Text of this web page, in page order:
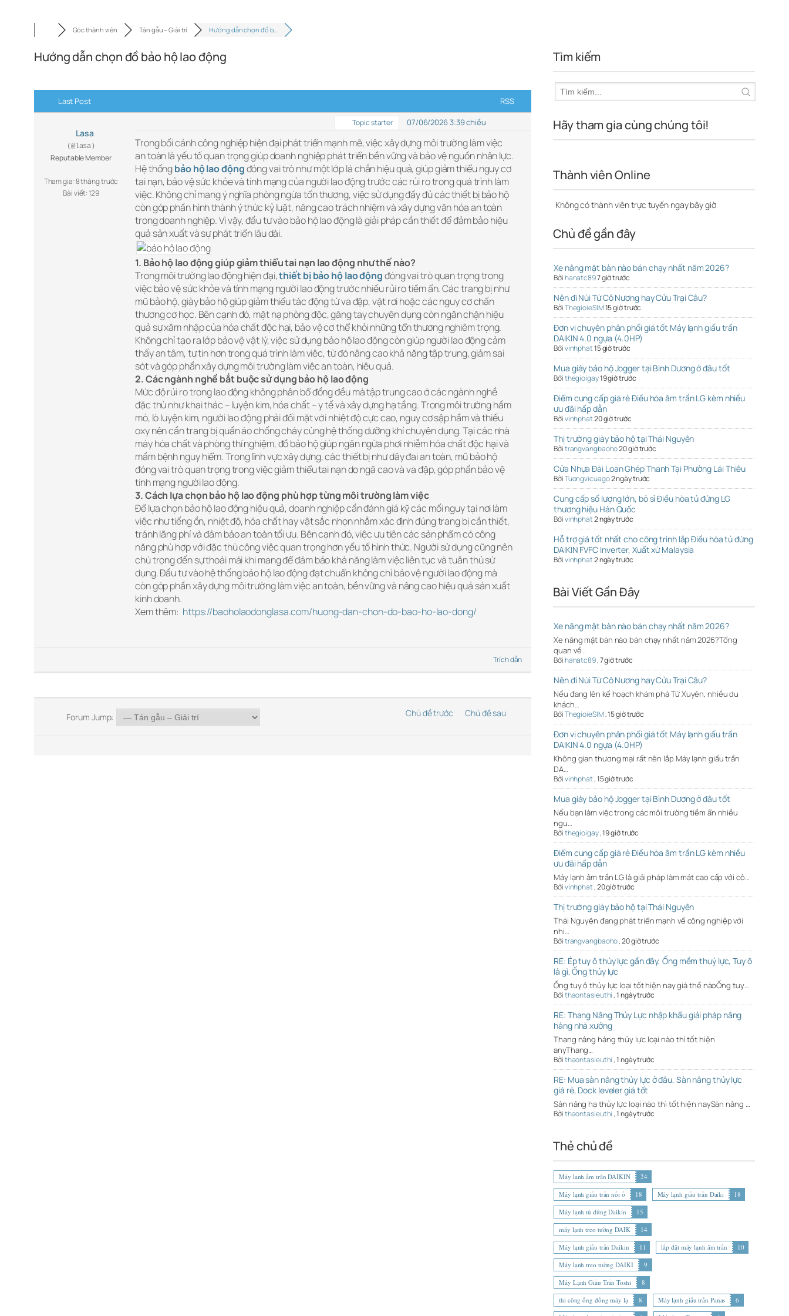
Góc thành viên Tán gẫu – Giải trí Hướng dẫn chọn đồ b…
Hướng dẫn chọn đồ bảo hộ lao động
Last Post RSS
Lasa
(@lasa)
Reputable Member
Tham gia: 8 tháng trước
Bài viết: 129
Topic starter 07/06/2026 3:39 chiều
Trong bối cảnh công nghiệp hiện đại phát triển mạnh mẽ, việc xây dựng môi trường làm việc
an toàn là yếu tố quan trọng giúp doanh nghiệp phát triển bền vững và bảo vệ nguồn nhân lực.
Hệ thốngbảo hộ lao độngđóng vai trò như một lớp lá chắn hiệu quả, giúp giảm thiểu nguy cơ
tai nạn, bảo vệ sức khỏe và tính mạng của người lao động trước các rủi ro trong quá trình làm
việc. Không chỉ mang ý nghĩa phòng ngừa tổn thương, việc sử dụng đầy đủ các thiết bị bảo hộ
còn góp phần hình thành ý thức kỷ luật, nâng cao trách nhiệm và xây dựng văn hóa an toàn
trong doanh nghiệp. Vì vậy, đầu tư vào bảo hộ lao động là giải pháp cần thiết để đảm bảo hiệu
quả sản xuất và sự phát triển lâu dài.
1. Bảo hộ lao động giúp giảm thiểu tai nạn lao động như thế nào?
Trong môi trường lao động hiện đại, thiết bị bảo hộ lao độngđóng vai trò quan trọng trong
việc bảo vệ sức khỏe và tính mạng người lao động trước nhiều rủi ro tiềm ẩn. Các trang bị như
mũ bảo hộ, giày bảo hộ giúp giảm thiểu tác động từ va đập, vật rơi hoặc các nguy cơ chấn
thương cơ học. Bên cạnh đó, mặt nạ phòng độc, găng tay chuyên dụng còn ngăn chặn hiệu
quả sự xâm nhập của hóa chất độc hại, bảo vệ cơ thể khỏi những tổn thương nghiêm trọng.
Không chỉ tạo ra lớp bảo vệ vật lý, việc sử dụng bảo hộ lao động còn giúp người lao động cảm
thấy an tâm, tự tin hơn trong quá trình làm việc, từ đó nâng cao khả năng tập trung, giảm sai
sót và góp phần xây dựng môi trường làm việc an toàn, hiệu quả.
2. Các ngành nghề bắt buộc sử dụng bảo hộ lao động
Mức độ rủi ro trong lao động không phân bổ đồng đều mà tập trung cao ở các ngành nghề
đặc thù như khai thác – luyện kim, hóa chất – y tế và xây dựng hạ tầng. Trong môi trường hầm
mỏ, lò luyện kim, người lao động phải đối mặt với nhiệt độ cực cao, nguy cơ sập hầm và thiếu
oxy nên cần trang bị quần áo chống cháy cùng hệ thống dưỡng khí chuyên dụng. Tại các nhà
máy hóa chất và phòng thí nghiệm, đồ bảo hộ giúp ngăn ngừa phơi nhiễm hóa chất độc hại và
mầm bệnh nguy hiểm. Trong lĩnh vực xây dựng, các thiết bị như dây đai an toàn, mũ bảo hộ
đóng vai trò quan trọng trong việc giảm thiểu tai nạn do ngã cao và va đập, góp phần bảo vệ
tính mạng người lao động.
3.Cách lựa chọn bảo hộ lao động phù hợp từng môi trường làm việc
Để lựa chọn bảo hộ lao động hiệu quả, doanh nghiệp cần đánh giá kỹ các mối nguy tại nơi làm
việc như tiếng ồn, nhiệt độ, hóa chất hay vật sắc nhọn nhằm xác định đúng trang bị cần thiết,
tránh lãng phí và đảm bảo an toàn tối ưu. Bên cạnh đó, việc ưu tiên các sản phẩm có công
năng phù hợp với đặc thù công việc quan trọng hơn yếu tố hình thức. Người sử dụng cũng nên
chú trọng đến sự thoải mái khi mang để đảm bảo khả năng làm việc liên tục và tuân thủ sử
dụng. Đầu tư vào hệ thống bảo hộ lao động đạt chuẩn không chỉ bảo vệ người lao động mà
còn góp phần xây dựng môi trường làm việc an toàn, bền vững và nâng cao hiệu quả sản xuất
kinh doanh.
Xem thêm: https://baoholaodonglasa.com/huong-dan-chon-do-bao-ho-lao-dong/
Trích dẫn
Forum Jump: Chủ đề trước Chủ đề sau
Tìm kiếm
Hãy tham gia cùng chúng tôi!
Thành viên Online
Không có thành viên trực tuyến ngay bây giờ
Chủ đề gần đây
Xe nâng mặt bàn nào bán chạy nhất năm 2026?
Bởihanatc897 giờ trước
Nên đi Núi Tứ Cô Nương hay Cửu Trại Câu?
BởiThegioieSIM15 giờ trước
Đơn vị chuyên phân phối giá tốt Máy lạnh giấu trần
DAIKIN 4.0 ngựa (4.0HP)
Bởivinhphat15 giờ trước
Mua giày bảo hộ Jogger tại Bình Dương ở đâu tốt
Bởithegioigay19 giờ trước
Điểm cung cấp giá rẻ Điều hòa âm trần LG kèm nhiều
ưu đãi hấp dẫn
Bởivinhphat20 giờ trước
Thị trường giày bảo hộ tại Thái Nguyên
Bởitrangvangbaoho20 giờ trước
Cửa Nhựa Đài Loan Ghép Thanh Tại Phường Lái Thiêu
BởiTuongvicuago2 ngày trước
Cung cấp số lượng lớn, bỏ sỉ Điều hòa tủ đứng LG
thương hiệu Hàn Quốc
Bởivinhphat2 ngày trước
Hỗ trợ giá tốt nhất cho công trình lắp Điều hòa tủ đứng
DAIKIN FVFC Inverter, Xuất xứ Malaysia
Bởivinhphat2 ngày trước
Bài Viết Gần Đây
Xe nâng mặt bàn nào bán chạy nhất năm 2026?
Xe nâng mặt bàn nào bán chạy nhất năm 2026?Tổng
quan về…
Bởihanatc89,7 giờ trước
Nên đi Núi Tứ Cô Nương hay Cửu Trại Câu?
Nếu đang lên kế hoạch khám phá Tứ Xuyên, nhiều du
khách…
BởiThegioieSIM,15 giờ trước
Đơn vị chuyên phân phối giá tốt Máy lạnh giấu trần
DAIKIN 4.0 ngựa (4.0HP)
Không gian thương mại rất nên lắp Máy lạnh giấu trần
DA…
Bởivinhphat,15 giờ trước
Mua giày bảo hộ Jogger tại Bình Dương ở đâu tốt
Nếu bạn làm việc trong các môi trường tiềm ẩn nhiều
ngu…
Bởithegioigay,19 giờ trước
Điểm cung cấp giá rẻ Điều hòa âm trần LG kèm nhiều
ưu đãi hấp dẫn
Máy lạnh âm trần LG là giải pháp làm mát cao cấp với cô…
Bởivinhphat,20 giờ trước
Thị trường giày bảo hộ tại Thái Nguyên
Thái Nguyên đang phát triển mạnh về công nghiệp với
nhi…
Bởitrangvangbaoho,20 giờ trước
RE: Ép tuy ô thủy lực gần đây, Ống mềm thuỷ lực, Tuy ô
là gì, Ống thủy lực
Ống tuy ô thủy lực loại tốt hiện nay giá thế nàoỐng tuy…
Bởithaontasieuthi,1 ngày trước
RE: Thang Nâng Thủy Lực nhập khẩu giải pháp nâng
hàng nhà xưởng
Thang nâng hàng thủy lực loại nào thì tốt hiện
anyThang…
Bởithaontasieuthi,1 ngày trước
RE: Mua sàn nâng thủy lực ở đâu, Sàn nâng thủy lực
giá rẻ, Dock leveler giá tốt
Sàn nâng hạ thủy lực loại nào thì tốt hiện naySàn nâng …
Bởithaontasieuthi,1 ngày trước
Thẻ chủ đề
Máy lạnh âm trần DAIKIN
24
Máy lạnh giấu trần nối ố
18 Máy lạnh giấu trần Daiki
18
Máy lạnh tủ đứng Daikin
15
máy lạnh treo tường DAIK
14
Máy lạnh giấu trần Daikin
11 lắp đặt máy lạnh âm trần
10
Máy lạnh treo tường DAIKI
9
Máy Lạnh Giấu Trần Toshi
8
thi công ống đồng máy lạ
8 Máy lạnh giấu trần Panas
6